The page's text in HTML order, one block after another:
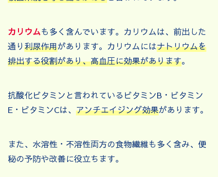
カリウムも多く含んでいます。カリウムは、前出した
通り利尿作用があります。カリウムにはナトリウムを
排出する役割があり、高血圧に効果があります。
抗酸化ビタミンと言われているビタミンB・ビタミン
E・ビタミンCは、 アンチエイジング効果があります。
また、水溶性・不溶性両方の食物繊維も多く含み、便
秘の予防や改善に役立ちます。